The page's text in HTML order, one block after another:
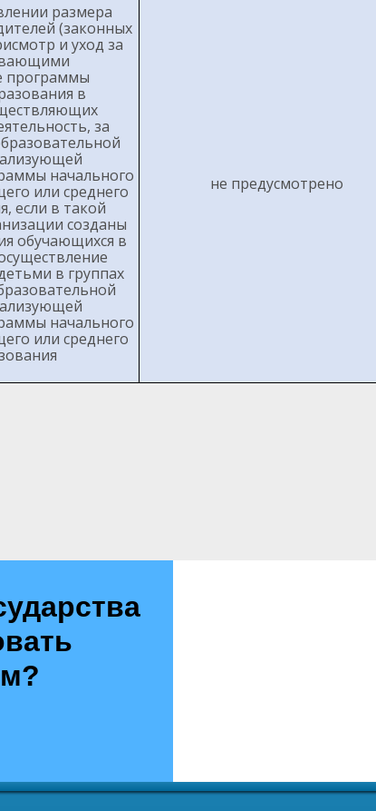
размера
(законных
и уход за
программы
в
за
начального
или среднего
если в такой
созданы
обучающихся в
в группах
начального
или среднего
не предусмотрено